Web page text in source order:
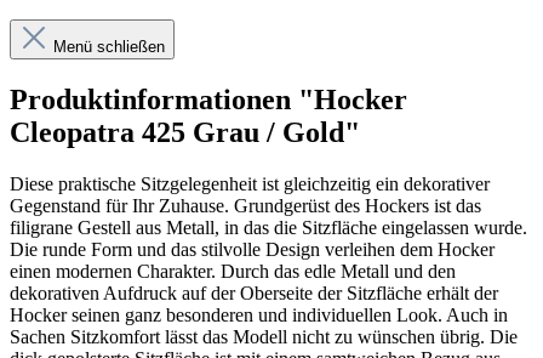
Menü schließen
Produktinformationen "Hocker
Cleopatra 425 Grau / Gold"
Diese praktische Sitzgelegenheit ist gleichzeitig ein dekorativer
Gegenstand für Ihr Zuhause. Grundgerüst des Hockers ist das
filigrane Gestell aus Metall, in das die Sitzfläche eingelassen wurde.
Die runde Form und das stilvolle Design verleihen dem Hocker
einen modernen Charakter. Durch das edle Metall und den
dekorativen Aufdruck auf der Oberseite der Sitzfläche erhält der
Hocker seinen ganz besonderen und individuellen Look. Auch in
Sachen Sitzkomfort lässt das Modell nicht zu wünschen übrig. Die